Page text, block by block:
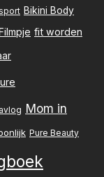
Bikini Body
fit worden
Mom in
Pure Beauty